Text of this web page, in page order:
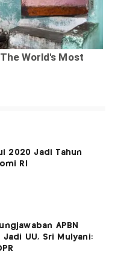
2020 Jadi Tahun
RI
APBN
Jadi UU, Sri Mulyani: